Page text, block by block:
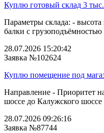
Куплю готовый склад 3
Параметры склада: -
балки с грузоподъёмностью
28.07.2026 15:20:42
Заявка №102624
Куплю помещение под
Направление - Приоритет
шоссе до Калужского шоссе
28.07.2026 09:26:16
Заявка №87744